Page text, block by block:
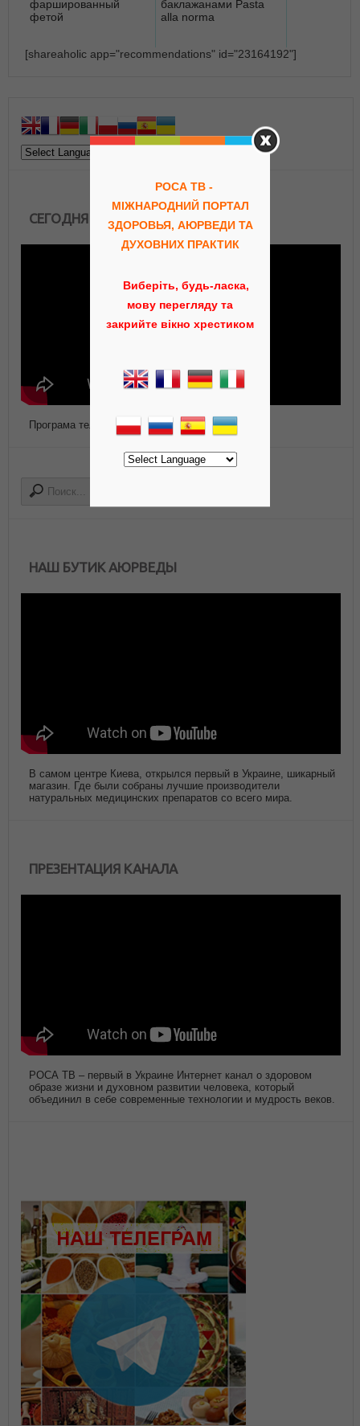
фаршированный
фетой
баклажанами Pasta
alla norma
[shareaholic app="recommendations" id="23164192"]
СЕГОДНЯ В ЭФИРЕ
Програма телепередач Роса ТВ
НАШ БУТИК АЮРВЕДЫ
В самом центре Киева, открылся первый в Украине, шикарный
магазин. Где были собраны лучшие производители
натуральных медицинских препаратов со всего мира.
ПРЕЗЕНТАЦИЯ КАНАЛА
РОСА ТВ – первый в Украине Интернет канал о здоровом
образе жизни и духовном развитии человека, который
объединил в себе современные технологии и мудрость веков.
РОСА ТВ -
МІЖНАРОДНИЙ ПОРТАЛ
ЗДОРОВЬЯ, АЮРВЕДИ ТА
ДУХОВНИХ ПРАКТИК
Виберіть, будь-ласка,
мову перегляду та
закрийте вікно хрестиком